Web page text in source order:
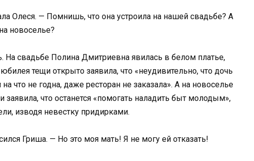
Олеся. — Помнишь, что она устроила на нашей свадьбе? А
новоселье?
свадьбе Полина Дмитриевна явилась в белом платье,
тещи открыто заявила, что «неудивительно, что дочь
что не годна, даже ресторан не заказала». А на новоселье
что останется «помогать наладить быт молодым»,
изводя невестку придирками.
Гриша. — Но это моя мать! Я не могу ей отказать!